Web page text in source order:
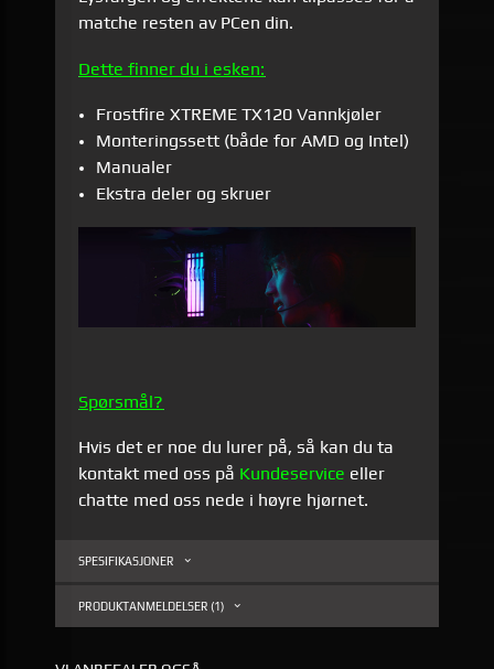
matche resten av PCen din.
Dette finner du i esken:
Frostfire XTREME TX120 Vannkjøler
Monteringssett (både for AMD og Intel)
Manualer
Ekstra deler og skruer
Spørsmål?
Hvis det er noe du lurer på, så kan du ta
kontakt med oss på Kundeservice eller
chatte med oss nede i høyre hjørnet.
SPESIFIKASJONER
PRODUKTANMELDELSER (1)